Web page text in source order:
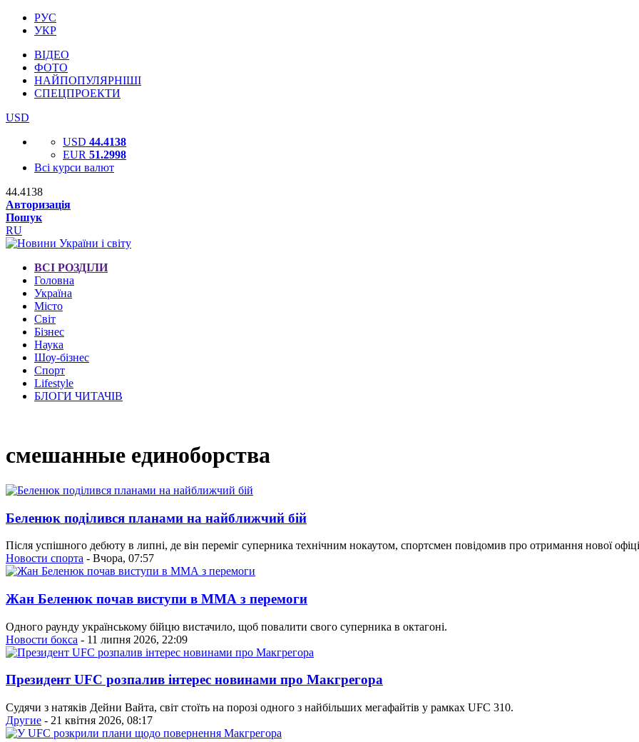
РУС
УКР
ВІДЕО
ФОТО
НАЙПОПУЛЯРНІШІ
СПЕЦПРОЕКТИ
USD
USD 44.4138
EUR 51.2998
Всі курси валют
44.4138
Авторизація
Пошук
RU
ВСІ РОЗДІЛИ
Головна
Україна
Місто
Світ
Бізнес
Наука
Шоу-бізнес
Спорт
Lifestyle
БЛОГИ ЧИТАЧІВ
смешанные единоборства
Беленюк поділився планами на найближчий бій
Після успішного дебюту в липні, де він переміг суперника технічним нокаутом, спортсмен повідомив про отримання нової
Новости спорта - Вчора, 07:57
Жан Беленюк почав виступи в ММА з перемоги
Одного раунду українському бійцю вистачило, щоб повалити свого суперника в октагоні.
Новости бокса - 11 липня 2026, 22:09
Президент UFC розпалив інтерес новинами про Макгрегора
Судячи з натяків Дейни Вайта, світ стоїть на порозі одного з найбільших мегафайтів у рамках UFC 310.
Другие - 21 квітня 2026, 08:17